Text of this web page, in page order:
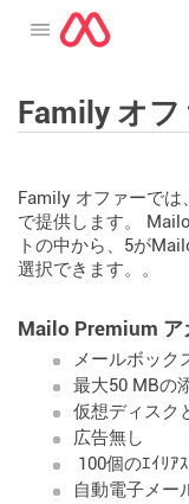
メニューを開く
Family オフ
Family オファーで
で提供します。
トの中から、5が
選択できます。。
Mailo Premium ア
メールボック
最大50 MBの
仮想ディスク
広告無し
100個のｴｲﾘｱ
自動電子メー